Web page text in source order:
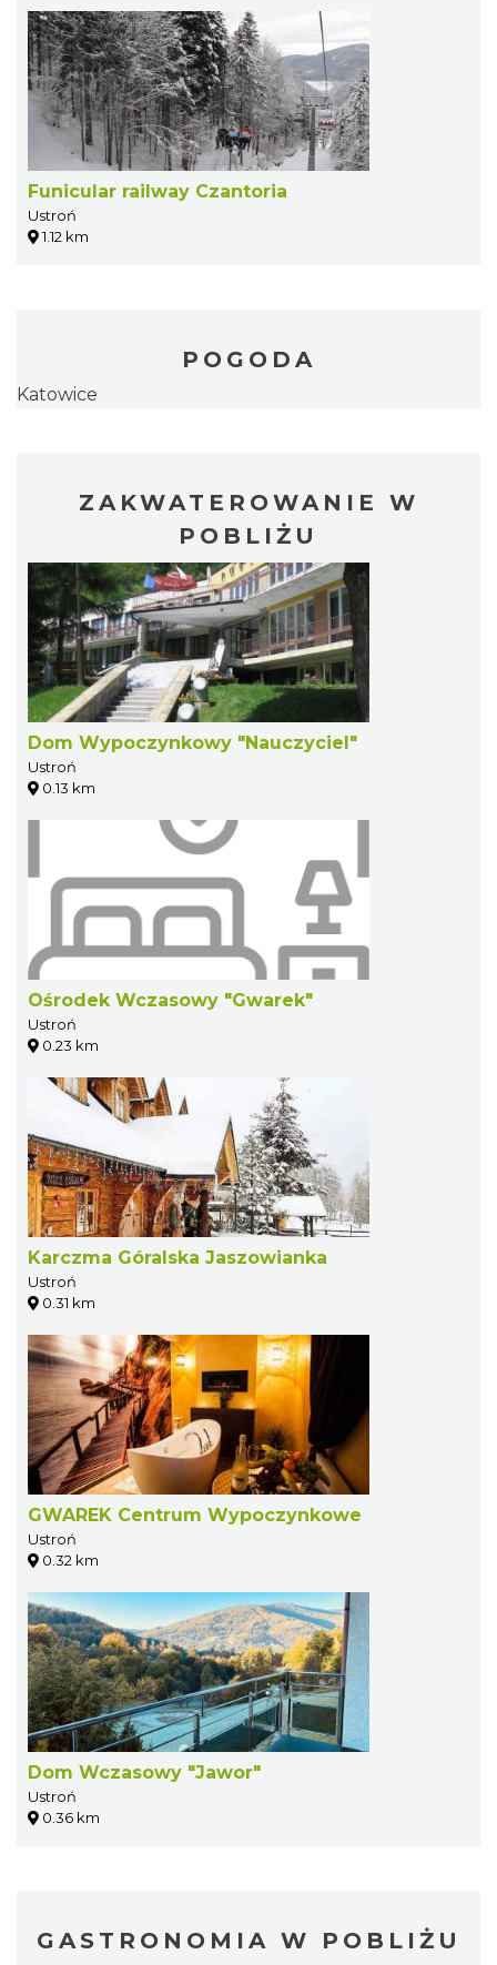
Funicular railway Czantoria
Ustroń
1.12 km
POGODA
Katowice
ZAKWATEROWANIE W
POBLIŻU
Dom Wypoczynkowy "Nauczyciel"
Ustroń
0.13 km
Ośrodek Wczasowy "Gwarek"
Ustroń
0.23 km
Karczma Góralska Jaszowianka
Ustroń
0.31 km
GWAREK Centrum Wypoczynkowe
Ustroń
0.32 km
Dom Wczasowy "Jawor"
Ustroń
0.36 km
GASTRONOMIA W POBLIŻU